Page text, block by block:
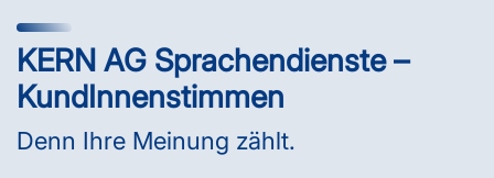
KERN AG Sprachendienste –
KundInnenstimmen
Denn Ihre Meinung zählt.